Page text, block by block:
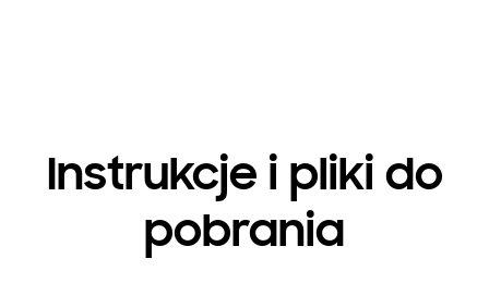
Instrukcje i pliki do
pobrania